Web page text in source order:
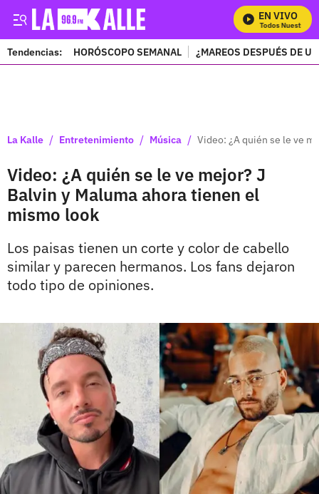
EN VIVO
Mira Todos Nuestros
Tendencias: HORÓSCOPO SEMANAL ¿MAREOS DESPUÉS DE
La Kalle / Entretenimiento / Música / Video: ¿A quién se le ve
Video: ¿A quién se le ve mejor? J
Balvin y Maluma ahora tienen el
mismo look
Los paisas tienen un corte y color de cabello
similar y parecen hermanos. Los fans dejaron
todo tipo de opiniones.